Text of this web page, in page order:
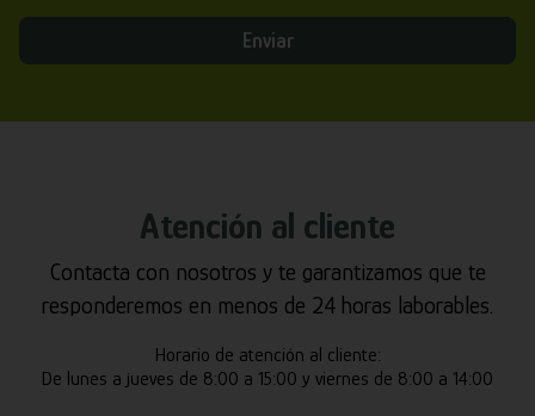
Enviar
Atención al cliente
Contacta con nosotros y te garantizamos que te
responderemos en menos de 24 horas laborables.
Horario de atención al cliente:
De lunes a jueves de 8:00 a 15:00 y viernes de 8:00 a 14:00